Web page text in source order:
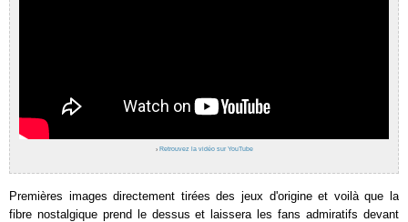
› Retrouvez la vidéo sur YouTube
Premières images directement tirées des jeux d'origine et voilà que la
fibre nostalgique prend le dessus et laissera les fans admiratifs devant